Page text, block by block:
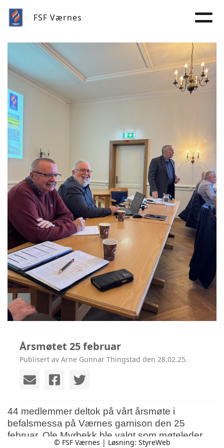
FSF Værnes
Årsmøtet 25 februar
Publisert av Arne Gunnar Thingstad den 28.02.25.
44 medlemmer deltok på vårt årsmøte i
befalsmessa på Værnes garnison den 25
februar. Ole Myrbekk ble valgt som møteleder.
© FSF Værnes | Løsning: StyreWeb